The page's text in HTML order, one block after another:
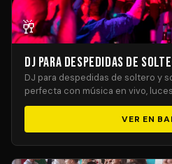
🥂
DJ para Despedidas de
DJ para despedidas de soltero y
perfecta con música en vivo,
VER EN